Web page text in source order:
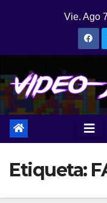
Vie. Ago
Etiqueta: